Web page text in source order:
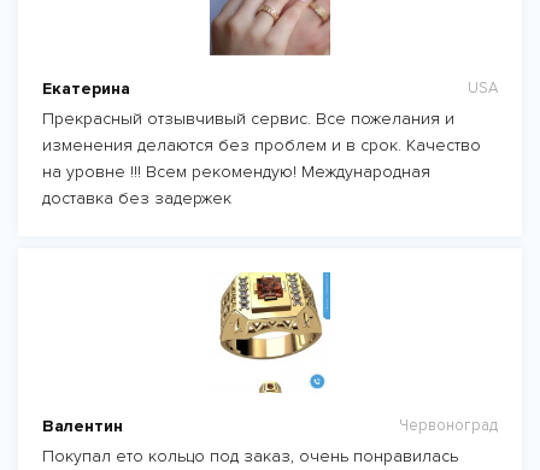
Екатерина USA
Прекрасный отзывчивый сервис. Все пожелания и
изменения делаются без проблем и в срок. Качество
на уровне !!! Всем рекомендую! Международная
доставка без задержек
Валентин Червоноград
Покупал ето кольцо под заказ, очень понравилась